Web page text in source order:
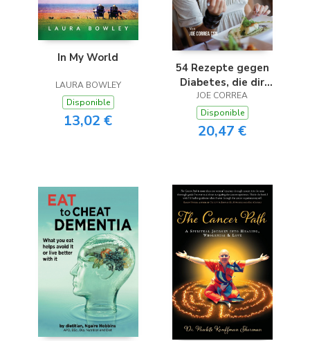
In My World
LAURA BOWLEY
Disponible
13,02 €
54 Rezepte gegen
Diabetes, die dir
helfen, deine
Beschwerden auf
natürliche Art zu
kontrollieren
JOE CORREA
Disponible
20,47 €